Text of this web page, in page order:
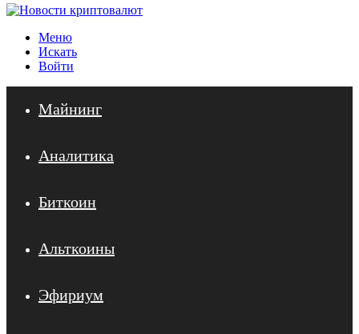
Меню
Искать
Войти
Майнинг
Аналитика
Биткоин
Альткоины
Эфириум